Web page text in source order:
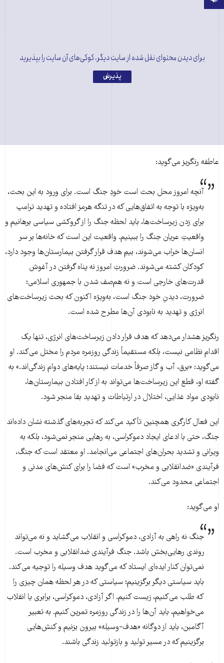
برای دیدن محتوای نقل شده از سایت دیگر، کوکی‌های آن سایت را بپذیرید
پذیرش
عاطفه رنگریز می‌گوید:
آنچه امروز محل بحث است خودِ جنگ است. برای ورود به این بحث،
به‌ویژه با توجه به اتفاق‌هایی که در تنگه هرمز افتاده و تهدید ترامپ
برای زدن زیرساخت‌ها، باید لحظه جنگ را از گروکشی سیاسی برهانیم و
واقعیتِ عریان جنگ را ببینیم. واقعیت این است که خانه‌ها بر سر
انسان‌ها خراب می‌شوند، بیمِ هدف قرار گرفتن بیمارستان‌ها وجود دارد،
کودکان کشته می‌شوند. ضرورتِ امروز نه پناه گرفتن در آغوش
قدرت‌های خارجی است و نه هم‌صف شدن با جمهوری اسلامی؛
ضرورت، دیدنِ خود جنگ است، به‌ویژه اکنون که بحث زیرساخت‌های
انرژی و تهدید به نابودی آن‌ها مطرح شده است.
رنگریز هشدار می‌دهد که هدف قرار دادن زیرساخت‌های انرژی، تنها یک
اقدام نظامی نیست، بلکه مستقیماً زندگی روزمره مردم را مختل می‌کند. او
می‌گوید: «برق، آب و گاز صرفاً خدمات نیستند؛ پایه‌های دوام زندگی‌اند.» به
گفته او، قطع این زیرساخت‌ها می‌تواند به از کار افتادن بیمارستان‌ها،
نابودی مواد غذایی، اختلال در ارتباطات و تهدید بقا منجر شود.
این فعال کارگری همچنین تأکید می‌کند که تجربه‌های گذشته نشان داده‌اند
جنگ، حتی با ادعای ایجاد دموکراسی، به رهایی منجر نمی‌شود، بلکه به
ویرانی و تشدید بحران‌های اجتماعی می‌انجامد. او معتقد است که جنگ،
فرآیندی «ضدانقلابی و مخرب» است که فضا را برای کنش‌های مدنی و
اجتماعی محدود می‌کند.
او می‌گوید:
جنگ نه راهی به آزادی، دموکراسی و انقلاب می‌گشاید و نه می‌تواند
روندی رهایی‌بخش باشد. جنگ فرآیندی ضدانقلابی و مخرب است.
نمی‌توان کنار ایده‌ای ایستاد که می‌گوید هدف وسیله را توجیه می‌کند.
باید سیاستی دیگر برگزینیم؛ سیاستی که در هر لحظه همان چیزی را
که طلب می‌کنیم، زیست کنیم. اگر آزادی، دموکراسی، برابری یا انقلاب
می‌خواهیم، باید آن‌ها را در زندگی روزمره تمرین کنیم. به تعبیر
آگامبن، باید از دوگانه «هدف-وسیله» بیرون بزنیم و کنش‌هایی
برگزینیم که در مسیر تولید و بازتولید زندگی باشند.